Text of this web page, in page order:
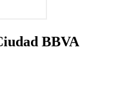
BBVA